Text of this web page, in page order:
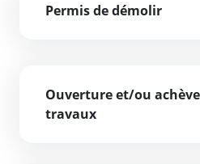
Permis de démolir
Ouverture et/ou
travaux